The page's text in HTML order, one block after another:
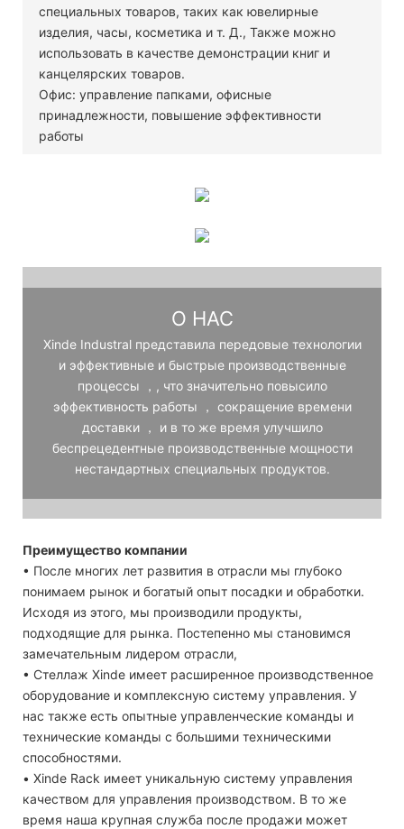
специальных товаров, таких как ювелирные
изделия, часы, косметика и т. Д., Также можно
использовать в качестве демонстрации книг и
канцелярских товаров.
Офис: управление папками, офисные
принадлежности, повышение эффективности
работы
О НАС
Xinde Industral представила передовые технологии
и эффективные и быстрые производственные
процессы ，, что значительно повысило
эффективность работы ， сокращение времени
доставки ， и в то же время улучшило
беспрецедентные производственные мощности
нестандартных специальных продуктов.
Преимущество компании
• После многих лет развития в отрасли мы глубоко
понимаем рынок и богатый опыт посадки и обработки.
Исходя из этого, мы производили продукты,
подходящие для рынка. Постепенно мы становимся
замечательным лидером отрасли,
• Стеллаж Xinde имеет расширенное производственное
оборудование и комплексную систему управления. У
нас также есть опытные управленческие команды и
технические команды с большими техническими
способностями.
• Xinde Rack имеет уникальную систему управления
качеством для управления производством. В то же
время наша крупная служба после продажи может